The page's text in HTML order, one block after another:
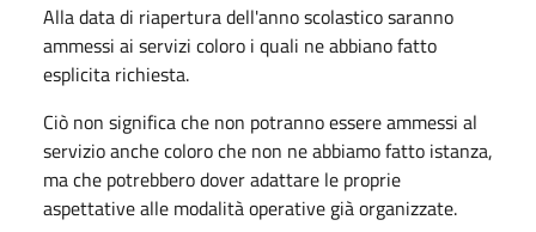
Alla data di riapertura dell'anno scolastico saranno
ammessi ai servizi coloro i quali ne abbiano fatto
esplicita richiesta.
Ciò non significa che non potranno essere ammessi al
servizio anche coloro che non ne abbiamo fatto istanza,
ma che potrebbero dover adattare le proprie
aspettative alle modalità operative già organizzate.